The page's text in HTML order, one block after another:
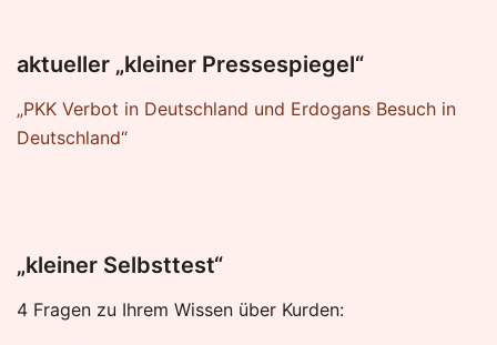
aktueller „kleiner Pressespiegel“
„PKK Verbot in Deutschland und Erdogans Besuch in
Deutschland“
„kleiner Selbsttest“
4 Fragen zu Ihrem Wissen über Kurden: